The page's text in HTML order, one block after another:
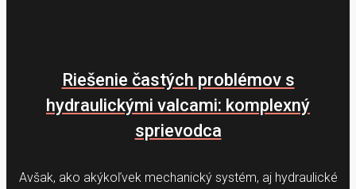
Riešenie častých problémov s
hydraulickými valcami: komplexný
sprievodca
Avšak, ako akýkoľvek mechanický systém, aj hydraulické